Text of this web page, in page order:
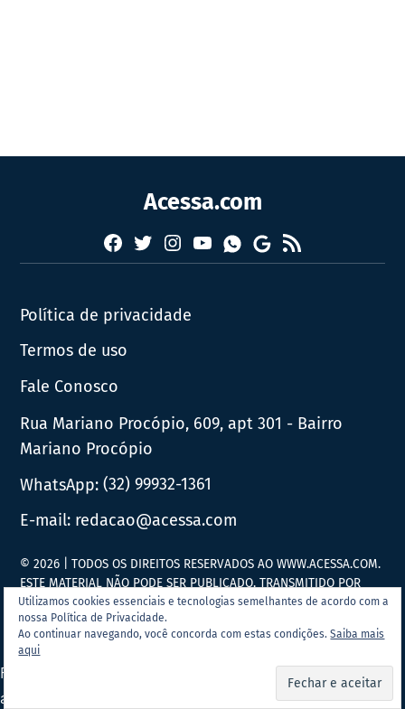
Acessa.com
Facebook
TwitterInstagram
YouTubeWhatsapp
Google
News
RSS
Política de privacidade
Termos de uso
Fale Conosco
Rua Mariano Procópio, 609, apt 301 - Bairro
Mariano Procópio
WhatsApp:(32) 99932-1361
E-mail: redacao@acessa.com
Utilizamos cookies essenciais e tecnologias semelhantes de acordo com a
nossa Política de Privacidade.
Ao continuar navegando, você concorda com estas condições.Saiba mais
aqui
© 2026 | TODOS OS DIREITOS RESERVADOS AO WWW.ACESSA.COM.
ESTE MATERIAL NÃO PODE SER PUBLICADO, TRANSMITIDO POR
BROADCAST, REESCRITO OU REDISTRIBUÍDO SEM PRÉVIA
AUTORIZAÇÃO.
Portal Acessa.com é
associado ao